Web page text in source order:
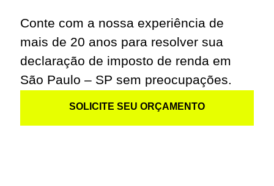
Conte com a nossa experiência de
mais de 20 anos para resolver sua
declaração de imposto de renda em
São Paulo – SP sem preocupações.
SOLICITE SEU ORÇAMENTO